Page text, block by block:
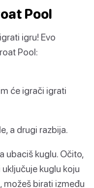
Pool
igru! Evo
Pool:
će igrači igrati
a drugi razbija.
ubaciš kuglu. Očito,
kuglu koju
možeš birati između